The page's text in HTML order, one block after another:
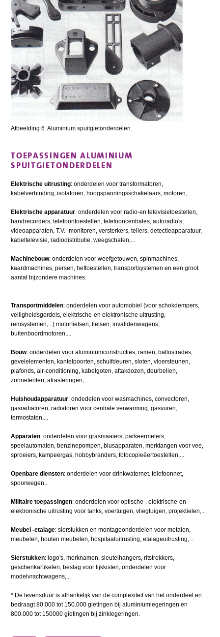
Afbeelding 6. Aluminium spuitgietonderdelen.
TOEPASSINGEN ALUMINIUM
SPUITGIETONDERDELEN
Elektrische uitrusting: onderdelen voor transformatoren,
kabelverbinding, isolatoren, hoogspanningsschakelaars, motoren,...
Elektrische apparatuur: onderdelen voor radio-en televisietoestellen,
bandrecorders, telefoontoestellen, telefooncentrales, autoradio's,
videoapparaten, T.V. -monitoren, versterkers, tellers, detectieapparatuur,
kabeltelevisie, radiodistributie, weegschalen,...
Machinebouw: onderdelen voor weefgetouwen, spinmachines,
kaardmachines, persen, heftoestellen, transportsystemen en een groot
aantal bijzondere machines.
Transportmiddelen: onderdelen voor automobiel (voor schokdempers,
veiligheidsgordels, elektrische-en elektronische uitrusting,
remsystemen,...) motorfietsen, fietsen, invalidenwagens,
buitenboordmotoren,...
Bouw: onderdelen voor aluminiumconstructies, ramen, ballustrades,
gevelelementen, kantelpoorten, schuifdeuren, sloten, vloersteunen,
plafonds, air-conditioning, kabelgoten, aftakdozen, deurbellen,
zonnetenten, afrasteringen,...
Huishoudapparatuur: ondedelen voor wasmachines, convectoren,
gasradiatoren, radiatoren voor centrale verwarming, gasvuren,
termostaten,...
Apparaten: onderdelen voor grasmaaiers, parkeermeters,
speelautomaten, benzinepompen, blusapparaten, merktangen voor vee,
sproeiers, kampeergas, hobbybranders, fotocopieëertoestellen,...
Openbare diensten: onderdelen voor drinkwaternet. telefoonnet,
spoorwegen...
Militaire toepassingen: onderdelen voor optische-, elektrische-en
elektronische uitrusting voor tanks, voertuigen, vliegtuigen, projektielen,...
Meubel -etalage: sierstukken en montageonderdelen voor metalen,
meubelen, houten meubelen, hospitaaluitrusting, etalageuitrusting,...
Sierstukken: logo's, merknamen, sleutelhangers, ritstrekkers,
geschenkartikelen, beslag voor lijkkisten, onderdelen voor
modelvrachtwagens,...
* De levensduur is afhankelijk van de complexiteit van het onderdeel en
bedraagt 80.000 tot 150.000 gietingen bij aluminiumlegeringen en
800.000 tot 150000 gietingen bij zinklegeringen.